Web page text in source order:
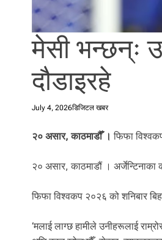
.मेसी भन्छन्ः
दौडाइरहे
July 4, 2026डिजिटल खबर
२० असार, काठमाडौँ । फिफा
२० असार, काठमाडौं । अर्जेन्टिनाका
फिफा विश्वकप २०२६ को शनिबार
‘मलाई लाग्छ हामीले उनीहरूलाई